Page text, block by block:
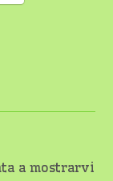
a mostrarvi